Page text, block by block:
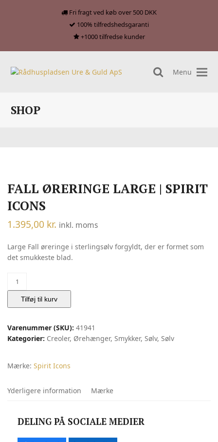
Fri fragt ved køb over 500 DKK
100% tilfredshedsgaranti
+1000 tilfredse kunder
search
Menu
SHOP
FALL ØRERINGE LARGE | SPIRIT
ICONS
1.395,00 kr. inkl. moms
Large Fall øreringe i sterlingsølv forgyldt, der er formet som
det smukkeste blad.
Fall
øreringe
large
|
Icons
antal
Tilføj til kurv
Varenummer (SKU): 41941
Kategorier: Creoler, Ørehænger, Smykker, Sølv, Sølv
Mærke: Spirit Icons
Yderligere information Mærke
DELING PÅ SOCIALE MEDIER